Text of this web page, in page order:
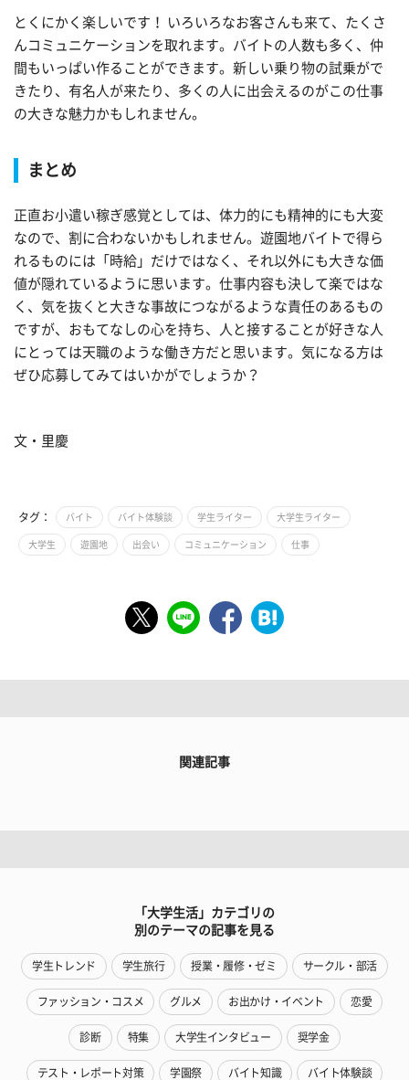
とくにかく楽しいです！ いろいろなお客さんも来て、たくさ
んコミュニケーションを取れます。バイトの人数も多く、仲
間もいっぱい作ることができます。新しい乗り物の試乗がで
きたり、有名人が来たり、多くの人に出会えるのがこの仕事
の大きな魅力かもしれません。
まとめ
正直お小遣い稼ぎ感覚としては、体力的にも精神的にも大変
なので、割に合わないかもしれません。遊園地バイトで得ら
れるものには「時給」だけではなく、それ以外にも大きな価
値が隠れているように思います。仕事内容も決して楽ではな
く、気を抜くと大きな事故につながるような責任のあるもの
ですが、おもてなしの心を持ち、人と接することが好きな人
にとっては天職のような働き方だと思います。気になる方は
ぜひ応募してみてはいかがでしょうか？
文・里慶
タグ： バイト バイト体験談 学生ライター 大学生ライター
大学生 遊園地 出会い コミュニケーション 仕事
関連記事
「大学生活」カテゴリの
別のテーマの記事を見る
学生トレンド 学生旅行 授業・履修・ゼミ サークル・部活
ファッション・コスメ グルメ お出かけ・イベント 恋愛
診断 特集 大学生インタビュー 奨学金
テスト・レポート対策 学園祭 バイト知識 バイト体験談